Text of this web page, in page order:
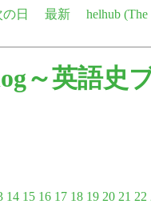
の日 最新
helhub
～英語史
14 15 16 17 18 19 20 21 22